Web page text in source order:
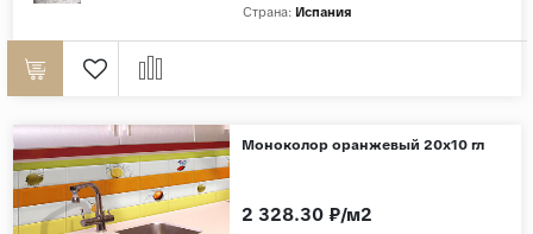
Турция
Италия
Страна: Испания
Моноколор оранжевый 20х10 гл
2 328.30 ₽/м2